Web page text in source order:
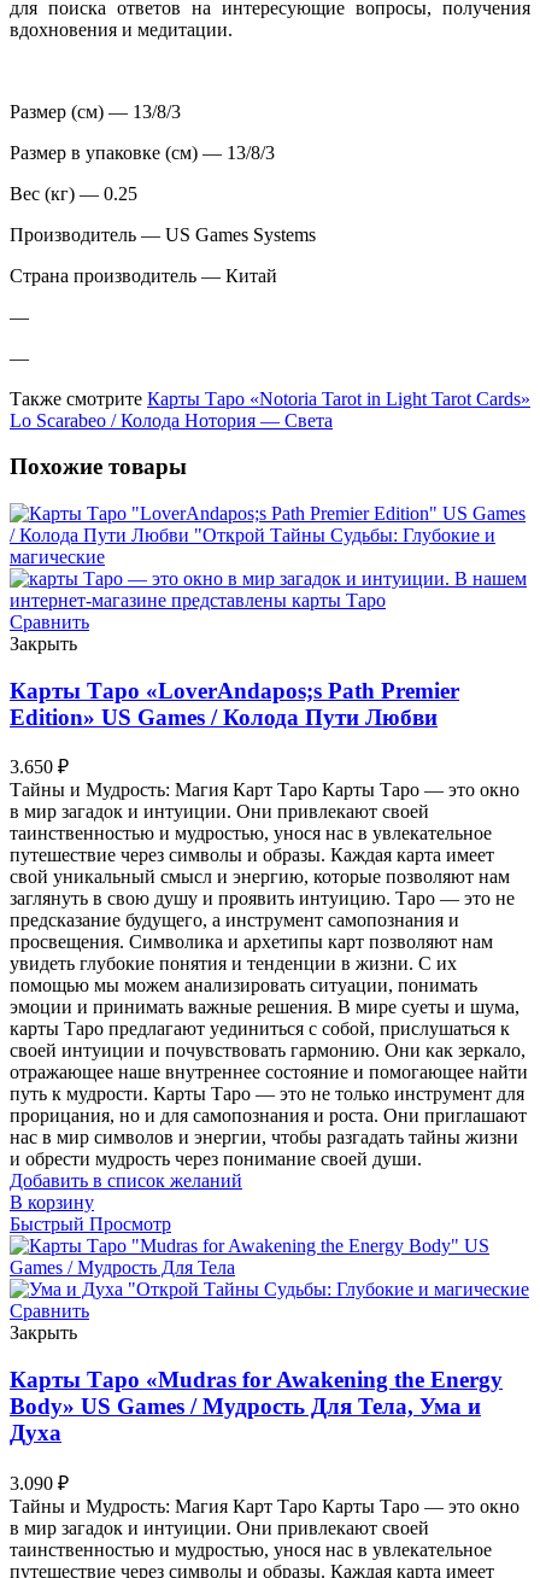
для поиска ответов на интересующие вопросы, получения
вдохновения и медитации.
Размер (см) — 13/8/3
Размер в упаковке (см) — 13/8/3
Вес (кг) — 0.25
Производитель — US Games Systems
Страна производитель — Китай
—
—
Также смотрите Карты Таро «Notoria Tarot in Light Tarot Cards»
Lo Scarabeo / Колода Нотория — Света
Похожие товары
Сравнить
Закрыть
Карты Таро «LoverAndapos;s Path Premier
Edition» US Games / Колода Пути Любви
3.650 ₽
Тайны и Мудрость: Магия Карт Таро Карты Таро — это окно
в мир загадок и интуиции. Они привлекают своей
таинственностью и мудростью, унося нас в увлекательное
путешествие через символы и образы. Каждая карта имеет
свой уникальный смысл и энергию, которые позволяют нам
заглянуть в свою душу и проявить интуицию. Таро — это не
предсказание будущего, а инструмент самопознания и
просвещения. Символика и архетипы карт позволяют нам
увидеть глубокие понятия и тенденции в жизни. С их
помощью мы можем анализировать ситуации, понимать
эмоции и принимать важные решения. В мире суеты и шума,
карты Таро предлагают уединиться с собой, прислушаться к
своей интуиции и почувствовать гармонию. Они как зеркало,
отражающее наше внутреннее состояние и помогающее найти
путь к мудрости. Карты Таро — это не только инструмент для
прорицания, но и для самопознания и роста. Они приглашают
нас в мир символов и энергии, чтобы разгадать тайны жизни
и обрести мудрость через понимание своей души.
Добавить в список желаний
В корзину
Быстрый Просмотр
Сравнить
Закрыть
Карты Таро «Mudras for Awakening the Energy
Body» US Games / Мудрость Для Тела, Ума и
Духа
3.090 ₽
Тайны и Мудрость: Магия Карт Таро Карты Таро — это окно
в мир загадок и интуиции. Они привлекают своей
таинственностью и мудростью, унося нас в увлекательное
путешествие через символы и образы. Каждая карта имеет